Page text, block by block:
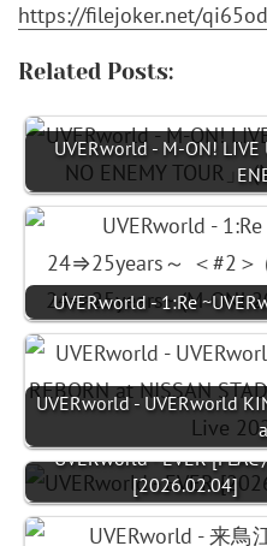
https://filejoker.net/
Related Posts:
UVERworld - M-ON!
UVERworld - 1:Re
UVERworld - UVERworld
UVERworld - EVER [FLAC
[2026.02.04]